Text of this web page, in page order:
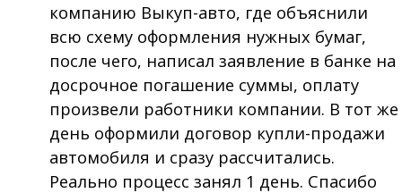
компанию Выкуп-авто, где объяснили
всю схему оформления нужных бумаг,
после чего, написал заявление в банке на
досрочное погашение суммы, оплату
произвели работники компании. В тот же
день оформили договор купли-продажи
автомобиля и сразу рассчитались.
Реально процесс занял 1 день. Спасибо